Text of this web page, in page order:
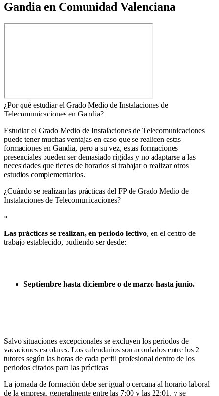
Gandia en Comunidad Valenciana
¿Por qué estudiar el Grado Medio de Instalaciones de
Telecomunicaciones en Gandia?
Estudiar el Grado Medio de Instalaciones de Telecomunicaciones
puede tener muchas ventajas en caso que se realicen estas
formaciones en Gandia, pero a su vez, estas formaciones
presenciales pueden ser demasiado rígidas y no adaptarse a las
necesidades que tienes de horarios si trabajar o realizar otros
estudios complementarios.
¿Cuándo se realizan las prácticas del FP de Grado Medio de
Instalaciones de Telecomunicaciones?​
«
Las prácticas se realizan, en periodo lectivo, en el centro de
trabajo establecido, pudiendo ser desde:
Septiembre hasta diciembre o de marzo hasta junio.
Salvo situaciones excepcionales se excluyen los periodos de
vacaciones escolares. Los calendarios son acordados entre los 2
tutores según las horas de cada perfil profesional dentro de los
periodos citados para las prácticas.
La jornada de formación debe ser igual o cercana al horario laboral
de la empresa, generalmente entre las 7:00 y las 22:01, y se